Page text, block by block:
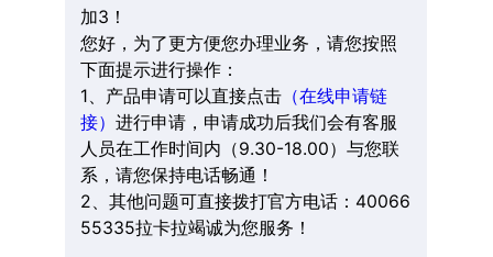
加3！
您好，为了更方便您办理业务，请您按照
下面提示进行操作：
1、产品申请可以直接点击（在线申请链
接） 进行申请，申请成功后我们会有客服
人员在工作时间内（9.30-18.00）与您联
系，请您保持电话畅通！
2、其他问题可直接拨打官方电话：40066
55335拉卡拉竭诚为您服务！